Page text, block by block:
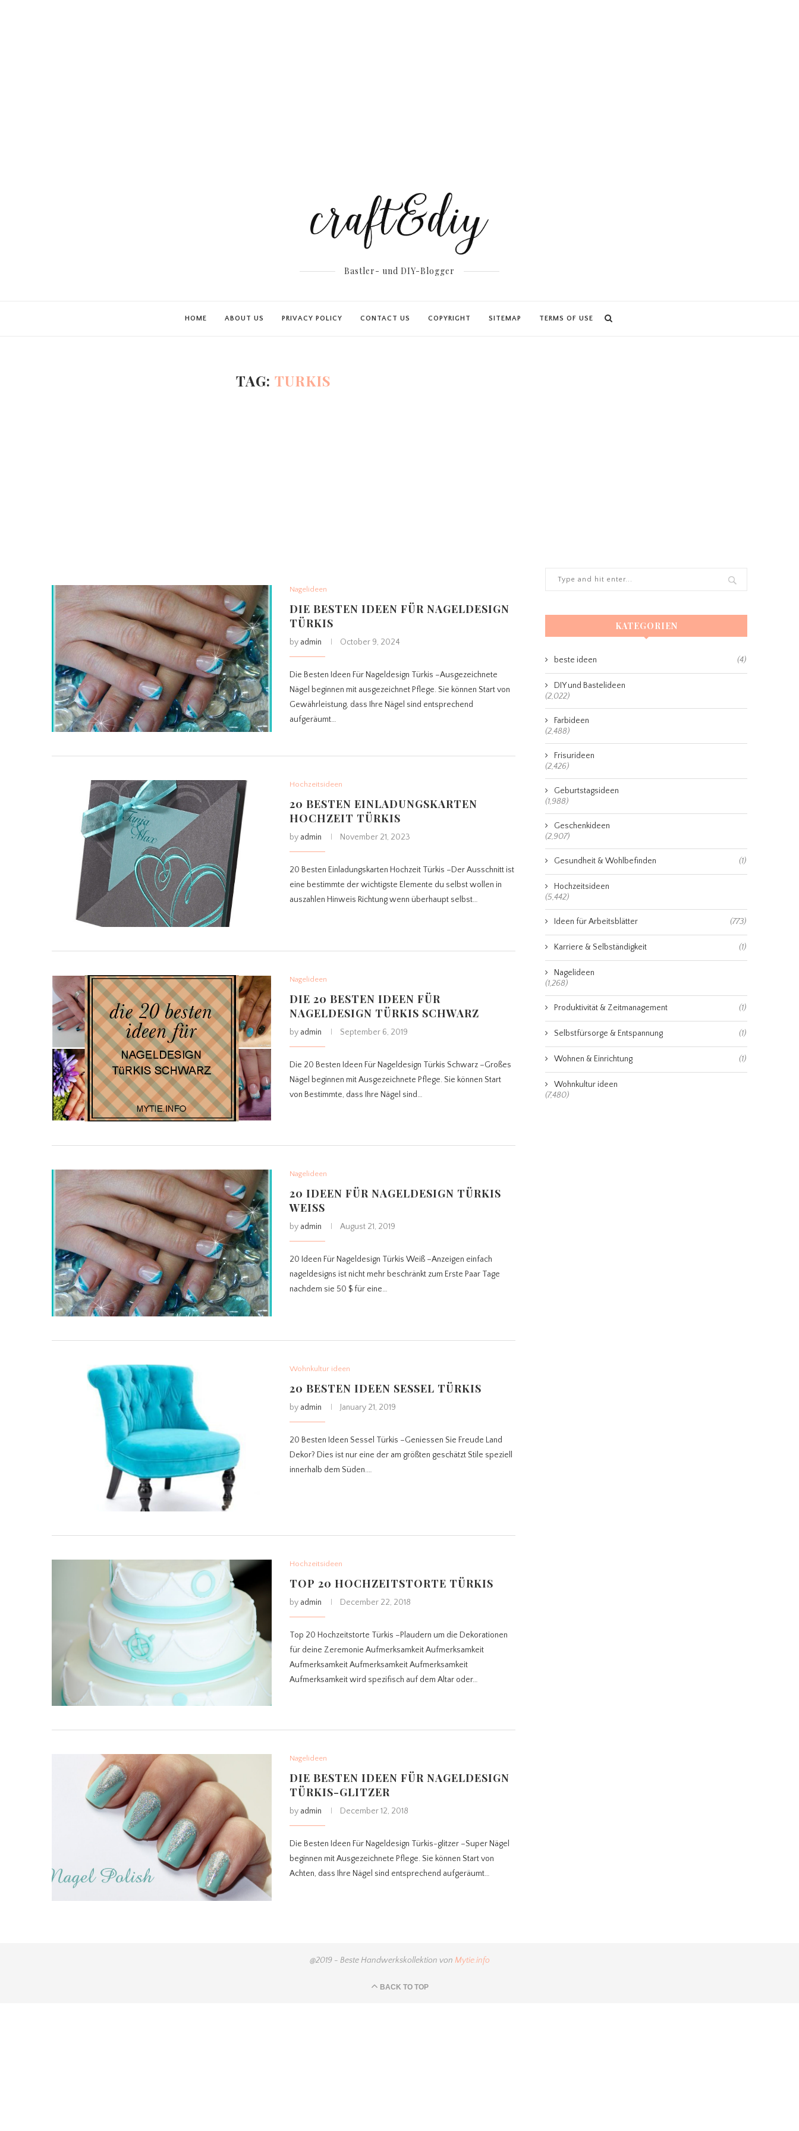
Bastler- und DIY-Blogger
HOME ABOUT US PRIVACY POLICY CONTACT US COPYRIGHT SITEMAP TERMS OF USE
TAG: TURKIS
Nagelideen
DIE BESTEN IDEEN FÜR NAGELDESIGN
TÜRKIS
by admin October 9, 2024
Die Besten Ideen Für Nageldesign Türkis –Ausgezeichnete
Nägel beginnen mit ausgezeichnet Pflege. Sie können Start von
Gewährleistung, dass Ihre Nägel sind entsprechend
aufgeräumt…
Hochzeitsideen
20 BESTEN EINLADUNGSKARTEN
HOCHZEIT TÜRKIS
by admin November 21, 2023
20 Besten Einladungskarten Hochzeit Türkis –Der Ausschnitt ist
eine bestimmte der wichtigste Elemente du selbst wollen in
auszahlen Hinweis Richtung wenn überhaupt selbst…
Nagelideen
DIE 20 BESTEN IDEEN FÜR
NAGELDESIGN TÜRKIS SCHWARZ
by admin September 6, 2019
Die 20 Besten Ideen Für Nageldesign Türkis Schwarz –Großes
Nägel beginnen mit Ausgezeichnete Pflege. Sie können Start
von Bestimmte, dass Ihre Nägel sind…
Nagelideen
20 IDEEN FÜR NAGELDESIGN TÜRKIS
WEISS
by admin August 21, 2019
20 Ideen Für Nageldesign Türkis Weiß –Anzeigen einfach
nageldesigns ist nicht mehr beschränkt zum Erste Paar Tage
nachdem sie 50 $ für eine…
Wohnkultur ideen
20 BESTEN IDEEN SESSEL TÜRKIS
by admin January 21, 2019
20 Besten Ideen Sessel Türkis –Geniessen Sie Freude Land
Dekor? Dies ist nur eine der am größten geschätzt Stile speziell
innerhalb dem Süden.…
Hochzeitsideen
TOP 20 HOCHZEITSTORTE TÜRKIS
by admin December 22, 2018
Top 20 Hochzeitstorte Türkis –Plaudern um die Dekorationen
für deine Zeremonie Aufmerksamkeit Aufmerksamkeit
Aufmerksamkeit Aufmerksamkeit Aufmerksamkeit
Aufmerksamkeit wird spezifisch auf dem Altar oder…
Nagelideen
DIE BESTEN IDEEN FÜR NAGELDESIGN
TÜRKIS-GLITZER
by admin December 12, 2018
Die Besten Ideen Für Nageldesign Türkis-glitzer –Super Nägel
beginnen mit Ausgezeichnete Pflege. Sie können Start von
Achten, dass Ihre Nägel sind entsprechend aufgeräumt…
KATEGORIEN
beste ideen (4)
DIY und Bastelideen
(2,022)
Farbideen
(2,488)
Frisurideen
(2,426)
Geburtstagsideen
(1,988)
Geschenkideen
(2,907)
Gesundheit & Wohlbefinden (1)
Hochzeitsideen
(5,442)
Ideen für Arbeitsblätter (773)
Karriere & Selbständigkeit (1)
Nagelideen
(1,268)
Produktivität & Zeitmanagement (1)
Selbstfürsorge & Entspannung (1)
Wohnen & Einrichtung (1)
Wohnkultur ideen
(7,480)
@2019 - Beste Handwerkskollektion von Mytie.info
BACK TO TOP